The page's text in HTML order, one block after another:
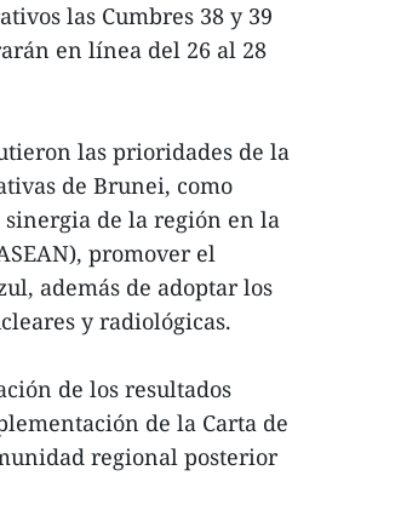
las Cumbres 38 y 39
en línea del 26 al 28
las prioridades de la
de Brunei, como
de la región en la
promover el
además de adoptar los
y radiológicas.
de los resultados
de la Carta de
regional posterior